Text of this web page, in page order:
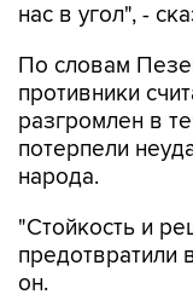
По словам
разгромлен в
потерпели
народа.
"Стойкость и
он.
Президент